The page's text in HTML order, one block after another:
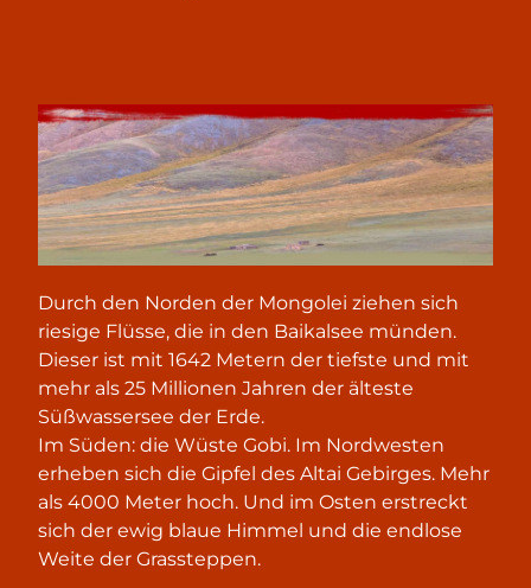
Durch den Norden der Mongolei ziehen sich
riesige Flüsse, die in den Baikalsee münden.
Dieser ist mit 1642 Metern der tiefste und mit
mehr als 25 Millionen Jahren der älteste
Süßwassersee der Erde.
Im Süden: die Wüste Gobi. Im Nordwesten
erheben sich die Gipfel des Altai Gebirges. Mehr
als 4000 Meter hoch. Und im Osten erstreckt
sich der ewig blaue Himmel und die endlose
Weite der Grassteppen.